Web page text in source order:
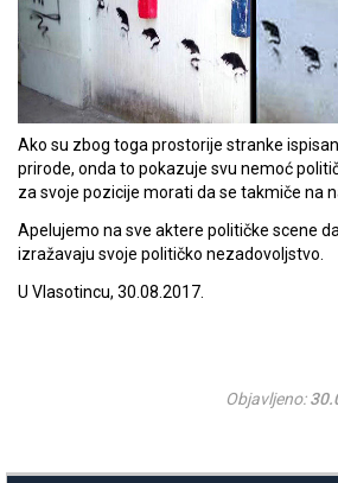
Ako su zbog toga prostorije stranke
prirode, onda to pokazuje svu nemoć
za svoje pozicije morati da se takmiče na
Apelujemo na sve aktere političke scene
izražavaju svoje političko nezadovoljstvo.
U Vlasotincu, 30.08.2017.
Objavljeno: